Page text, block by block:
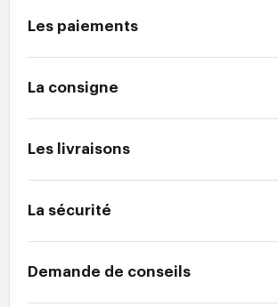
Les paiements
La consigne
Les livraisons
La sécurité
Demande de conseils